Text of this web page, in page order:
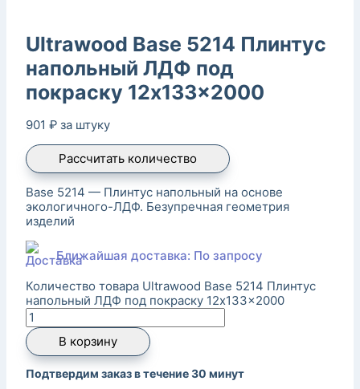
Ultrawood Base 5214 Плинтус
напольный ЛДФ под
покраску 12x133x2000
901 ₽ за штуку
Рассчитать количество
Base 5214 — Плинтус напольный на основе
экологичного-ЛДФ. Безупречная геометрия
изделий
Ближайшая доставка: По запросу
Количество товара Ultrawood Base 5214 Плинтус
напольный ЛДФ под покраску 12x133x2000
В корзину
Подтвердим заказ в течение 30 минут